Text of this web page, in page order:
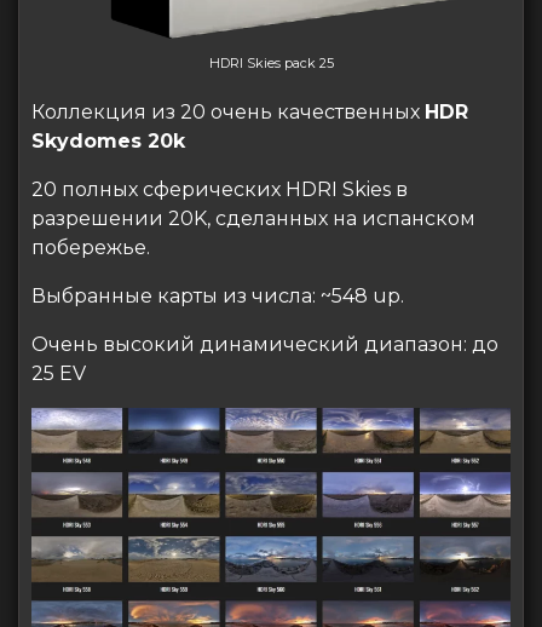
HDRI Skies pack 25
Коллекция из 20 очень качественных HDR
Skydomes 20k
20 полных сферических HDRI Skies в
разрешении 20K, сделанных на испанском
побережье.
Выбранные карты из числа: ~548 up.
Очень высокий динамический диапазон: до
25 EV